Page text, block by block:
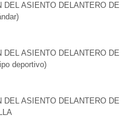
DEL ASIENTO DELANTERO DE
DEL ASIENTO DELANTERO DE
deportivo)
DEL ASIENTO DELANTERO DE